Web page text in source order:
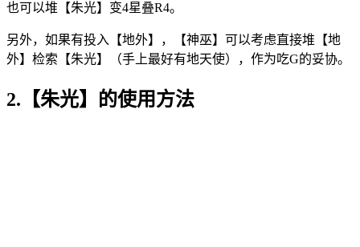
也可以堆【朱光】变4星叠R4。
另外，如果有投入【地外】，【神巫】可以考虑直接堆【地
外】检索【朱光】（手上最好有地天使），作为吃G的妥协。
2.【朱光】的使用方法